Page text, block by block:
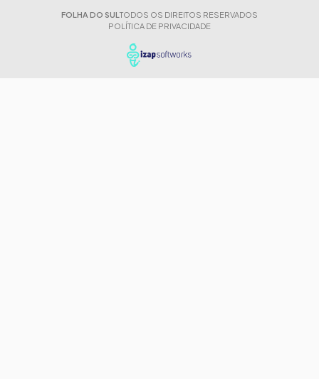
FOLHA DO SUL TODOS OS DIREITOS RESERVADOS
POLÍTICA DE PRIVACIDADE